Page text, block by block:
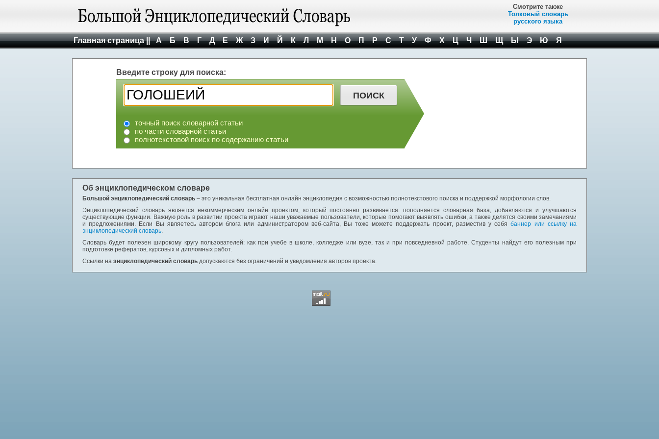
Смотрите также
Толковый словарь
русского языка
Главная страница || А Б В Г Д Е Ж З И Й К Л М Н О П Р С Т У Ф Х Ц Ч Ш Щ Ы Э Ю Я
Введите строку для поиска:
точный поиск словарной статьи
по части словарной статьи
полнотекстовой поиск по содержанию статьи
Об энциклопедическом словаре
Большой энциклопедический словарь – это уникальная бесплатная онлайн энциклопедия с возможностью полнотекстового поиска и поддержкой морфологии слов.
Энциклопедический словарь является некоммерческим онлайн проектом, который постоянно развивается: пополняется словарная база, добавляются и улучшаются
существующие функции. Важную роль в развитии проекта играют наши уважаемые пользователи, которые помогают выявлять ошибки, а также делятся своими замечаниями
и предложениями. Если Вы являетесь автором блога или администратором веб-сайта, Вы тоже можете поддержать проект, разместив у себябаннер или ссылку на
энциклопедический словарь.
Словарь будет полезен широкому кругу пользователей: как при учебе в школе, колледже или вузе, так и при повседневной работе. Студенты найдут его полезным при
подготовке рефератов, курсовых и дипломных работ.
Ссылки на энциклопедический словарь допускаются без ограничений и уведомления авторов проекта.